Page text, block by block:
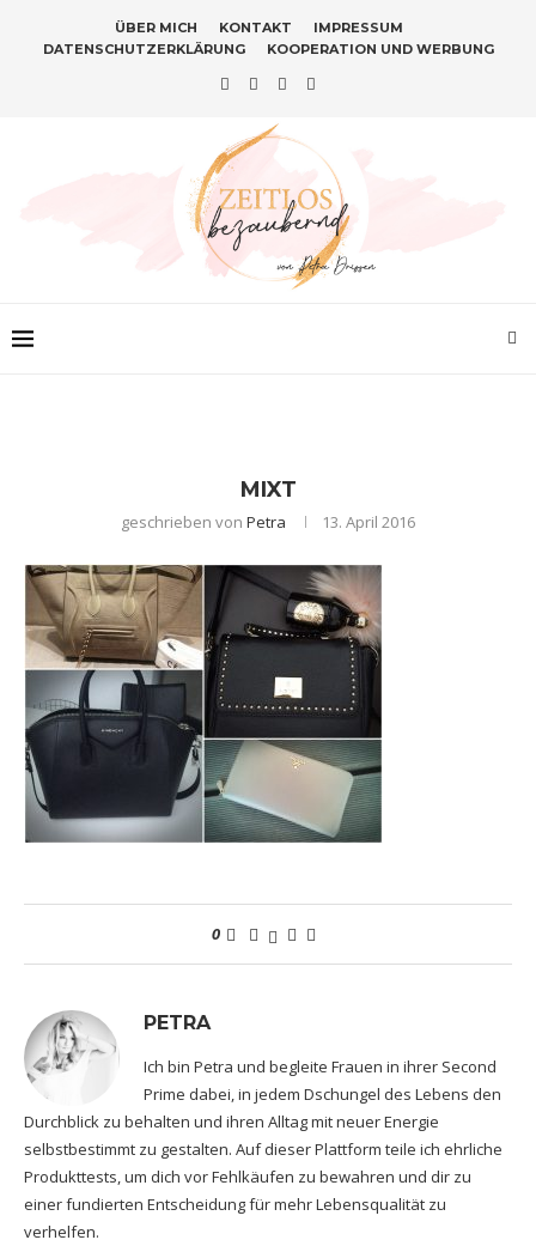
ÜBER MICH KONTAKT
IMPRESSUM
DATENSCHUTZERKLÄRUNG
KOOPERATION UND WERBUNG
MIXT
geschrieben von Petra 13. April 2016
0
PETRA
Ich bin Petra und begleite Frauen in ihrer Second
Prime dabei, in jedem Dschungel des Lebens den
Durchblick zu behalten und ihren Alltag mit neuer Energie
selbstbestimmt zu gestalten. Auf dieser Plattform teile ich ehrliche
Produkttests, um dich vor Fehlkäufen zu bewahren und dir zu
einer fundierten Entscheidung für mehr Lebensqualität zu
verhelfen.